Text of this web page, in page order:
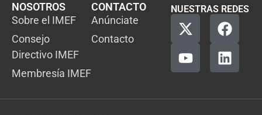
NOSOTROS
Sobre el IMEF
Consejo
Directivo IMEF
Membresía IMEF
CONTACTO
Anúnciate
Contacto
NUESTRAS REDES